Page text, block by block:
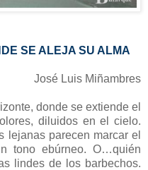
SE ALEJA SU ALMA
José Luis Miñambres
donde se extiende el
diluidos en el cielo.
lejanas parecen marcar el
tono ebúrneo. O…quién
lindes de los barbechos.